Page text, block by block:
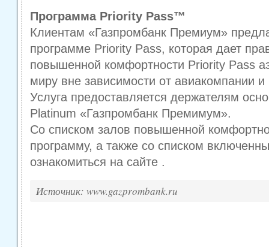
Программа Priority Pass™
Клиентам «Газпромбанк Премиум»
программе Priority Pass, которая дает
повышенной комфортности Priority Pass
миру вне зависимости от авиакомпании и
Услуга предоставляется держателям
Platinum «Газпромбанк Премимум».
Со списком залов повышенной
программу, а также со списком
ознакомиться на сайте .
Источник: www.gazprombank.ru